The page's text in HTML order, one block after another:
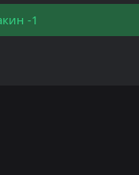
-1